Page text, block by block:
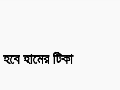
হামের টিকা